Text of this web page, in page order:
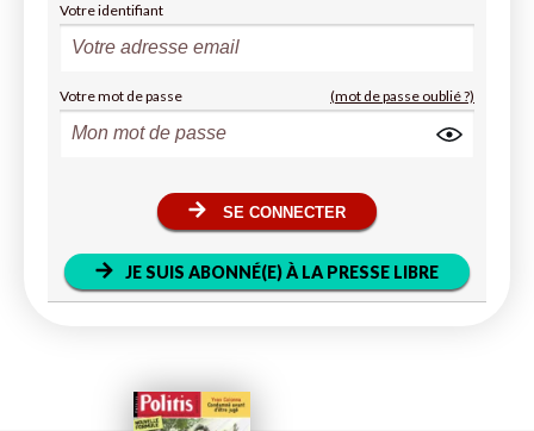
Votre identifiant
Votre mot de passe (mot de passe oublié ?)
SE CONNECTER
JE SUIS ABONNÉ(E) À LA PRESSE LIBRE